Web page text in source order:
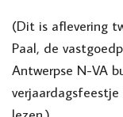
(Dit is aflevering
Paal, de
Antwerpse N-VA